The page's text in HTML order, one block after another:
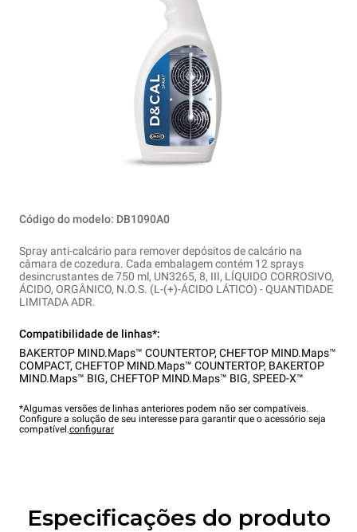
Código do modelo: DB1090A0
Spray anti-calcário para remover depósitos de calcário na
câmara de cozedura. Cada embalagem contém 12 sprays
desincrustantes de 750 ml, UN3265, 8, III, LÍQUIDO CORROSIVO,
ÁCIDO, ORGÂNICO, N.O.S. (L-(+)-ÁCIDO LÁTICO) - QUANTIDADE
LIMITADA ADR.
Compatibilidade de linhas*:
BAKERTOP MIND.Maps™ COUNTERTOP, CHEFTOP MIND.Maps™
COMPACT, CHEFTOP MIND.Maps™ COUNTERTOP, BAKERTOP
MIND.Maps™ BIG, CHEFTOP MIND.Maps™ BIG, SPEED-X™
*Algumas versões de linhas anteriores podem não ser compatíveis.
Configure a solução de seu interesse para garantir que o acessório seja
compatível.configurar
Especificações do produto